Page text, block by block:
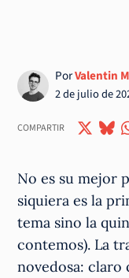
PorValentin
2 de julio de
COMPARTIR
No es su mejor
siquiera es la
tema sino la
contemos). La
novedosa: